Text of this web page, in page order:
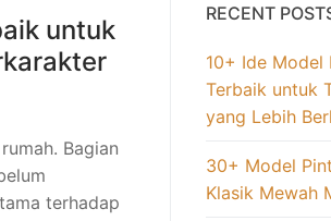
untuk
Bagian
terhadap
RECENT
10+ Ide Model
Terbaik untuk
yang Lebih
30+ Model
Klasik Mewah